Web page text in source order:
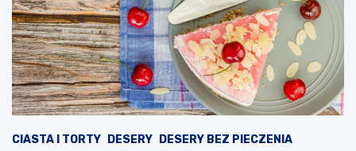
CIASTA I TORTY DESERY
DESERY BEZ PIECZENIA